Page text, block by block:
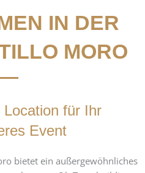
IN DER
MORO
Location für Ihr
Event
bietet ein außergewöhnliches